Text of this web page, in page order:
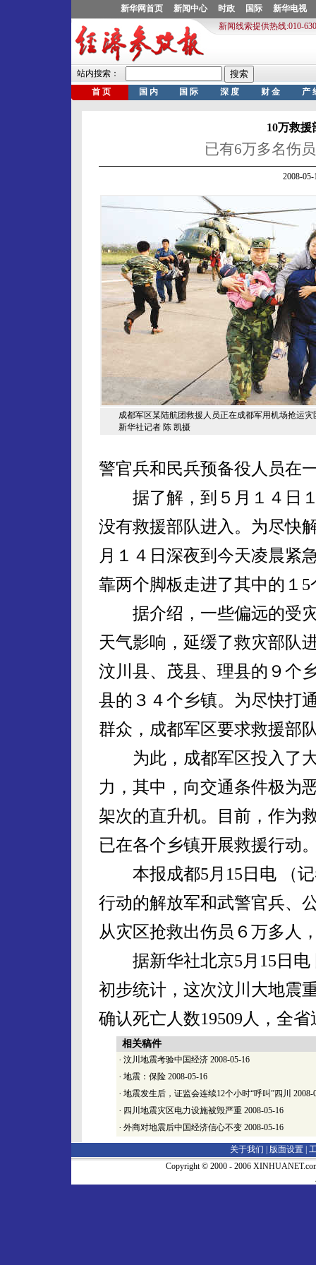
10万救
已有6万多名伤
2008-
成都军区某陆航团救援人员正在成都军用机场抢运灾
新华社记者 陈 凯摄
警官兵和民兵预备役人员在
据了解，到５月１４日１
没有救援部队进入。为尽快
月１４日深夜到今天凌晨紧
靠两个脚板走进了其中的１
据介绍，一些偏远的受灾
天气影响，延缓了救灾部队
汶川县、茂县、理县的９个
县的３４个乡镇。为尽快打
群众，成都军区要求救援部
为此，成都军区投入了大
力，其中，向交通条件极为
架次的直升机。目前，作为
已在各个乡镇开展救援行动
本报成都5月15日电 （记
行动的解放军和武警官兵、
从灾区抢救出伤员６万多人
据新华社北京5月15日电
初步统计，这次汶川大地震
确认死亡人数19509人，全
相关稿件
· 汶川地震考验中国经济 2008-05-16
· 地震：保险 2008-05-16
· 地震发生后，证监会连续12个小时“呼叫”四川 2008-
· 四川地震灾区电力设施被毁严重 2008-05-16
· 外商对地震后中国经济信心不变 2008-05-16
关于我们 | 版面设置
Copyright © 2000 - 2006